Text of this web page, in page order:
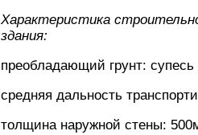
Характеристика
здания:
преобладающий грунт: супесь
средняя дальность
толщина наружной стены: